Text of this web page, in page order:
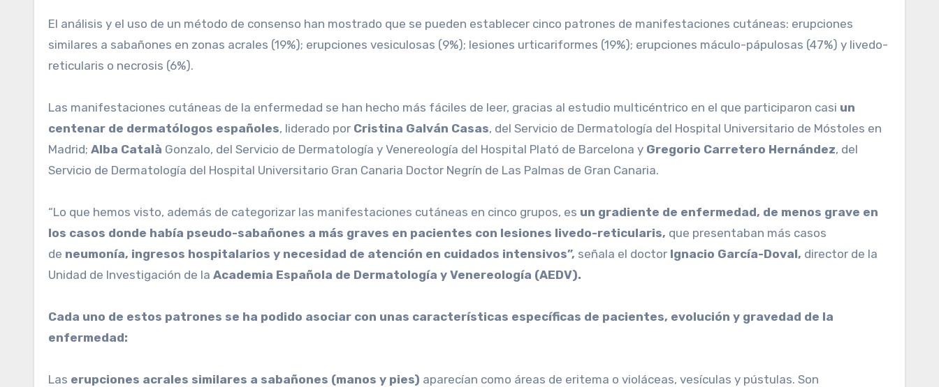
El análisis y el uso de un método de consenso han mostrado que se pueden establecer cinco patrones de manifestaciones cutáneas: erupciones
similares a sabañones en zonas acrales (19%); erupciones vesiculosas (9%); lesiones urticariformes (19%); erupciones máculo-pápulosas (47%) y livedo-
reticularis o necrosis (6%).
Las manifestaciones cutáneas de la enfermedad se han hecho más fáciles de leer, gracias al estudio multicéntrico en el que participaron casi un
centenar de dermatólogos españoles, liderado por Cristina Galván Casas, del Servicio de Dermatología del Hospital Universitario de Móstoles en
Madrid; Alba Català Gonzalo, del Servicio de Dermatología y Venereología del Hospital Plató de Barcelona y Gregorio Carretero Hernández, del
Servicio de Dermatología del Hospital Universitario Gran Canaria Doctor Negrín de Las Palmas de Gran Canaria.
“Lo que hemos visto, además de categorizar las manifestaciones cutáneas en cinco grupos, es un gradiente de enfermedad, de menos grave en
los casos donde había pseudo-sabañones a más graves en pacientes con lesiones livedo-reticularis, que presentaban más casos
de neumonía, ingresos hospitalarios y necesidad de atención en cuidados intensivos”, señala el doctor Ignacio García-Doval, director de la
Unidad de Investigación de la Academia Española de Dermatología y Venereología (AEDV).
Cada uno de estos patrones se ha podido asociar con unas características específicas de pacientes, evolución y gravedad de la
enfermedad:
Las erupciones acrales similares a sabañones (manos y pies) aparecían como áreas de eritema o violáceas, vesículas y pústulas. Son